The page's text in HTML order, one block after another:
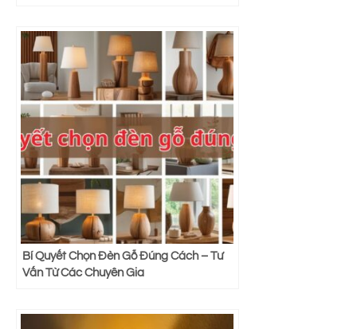
Bí Quyết Chọn Đèn Gỗ Đúng Cách – Tư
Vấn Từ Các Chuyên Gia